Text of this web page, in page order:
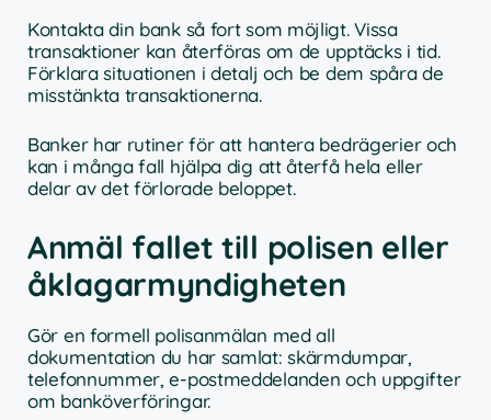
Kontakta din bank så fort som möjligt. Vissa
transaktioner kan återföras om de upptäcks i tid.
Förklara situationen i detalj och be dem spåra de
misstänkta transaktionerna.
Banker har rutiner för att hantera bedrägerier och
kan i många fall hjälpa dig att återfå hela eller
delar av det förlorade beloppet.
Anmäl fallet till polisen eller
åklagarmyndigheten
Gör en formell polisanmälan med all
dokumentation du har samlat: skärmdumpar,
telefonnummer, e-postmeddelanden och uppgifter
om banköverföringar.